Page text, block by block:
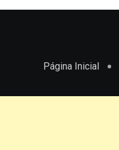
Página Inicial